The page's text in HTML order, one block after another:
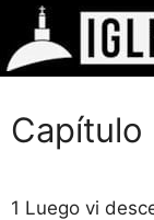
Saltar
contenido
Capítulo
1 Luego vi